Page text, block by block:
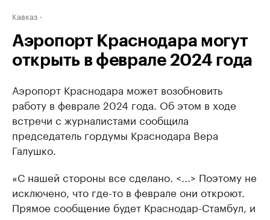
Кавказ
Аэропорт Краснодара могут
открыть в феврале 2024 года
Аэропорт Краснодара может возобновить
работу в феврале 2024 года. Об этом в ходе
встречи с журналистами сообщила
председатель гордумы Краснодара Вера
Галушко.
«С нашей стороны все сделано. <...> Поэтому не
исключено, что где-то в феврале они откроют.
Прямое сообщение будет Краснодар-Стамбул, и